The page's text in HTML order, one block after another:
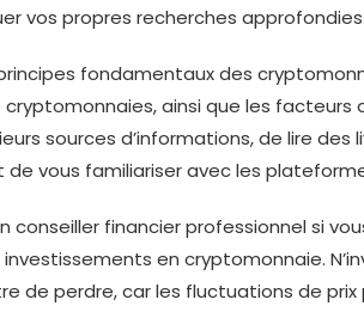
vos propres recherches approfondies.
fondamentaux des
ainsi que les facteurs
sources d’informations, de lire des
vous familiariser avec les
conseiller financier professionnel si
en cryptomonnaie.
de perdre, car les fluctuations de